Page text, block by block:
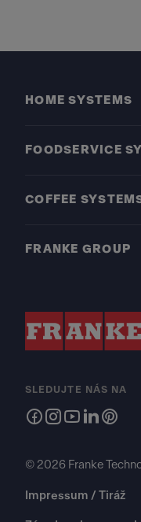
HOME SYSTEMS
FOODSERVICE
COFFEE
FRANKE GROUP
SLEDUJTE NÁS NA
© 2026 Franke
Impressum / Tiráž